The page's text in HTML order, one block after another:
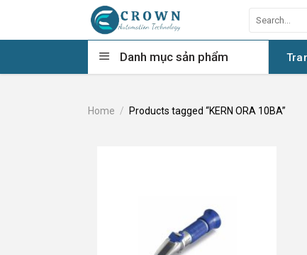
content
for:
Danh mục sản phẩm
Home / Products tagged “KERN ORA 10BA”